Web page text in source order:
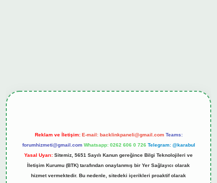
Reklam ve İletişim: E-mail: backlinkpaneli@gmail.com Teams:
forumhizmeti@gmail.com Whatsapp: 0262 606 0 726 Telegram: @karabul
Yasal Uyarı: Sitemiz, 5651 Sayılı Kanun gereğince Bilgi Teknolojileri ve
İletişim Kurumu (BTK) tarafından onaylanmış bir Yer Sağlayıcı olarak
hizmet vermektedir. Bu nedenle, sitedeki içerikleri proaktif olarak